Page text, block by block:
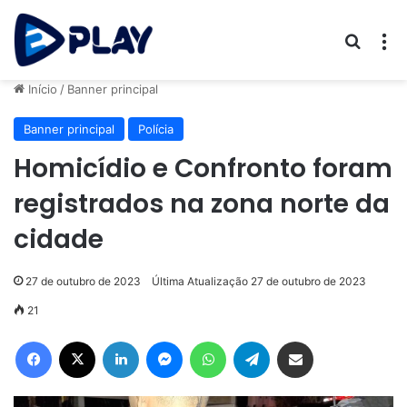
Início / Banner principal
Banner principal Polícia
Homicídio e Confronto foram
registrados na zona norte da
cidade
27 de outubro de 2023 Última Atualização 27 de outubro de 2023
21
Facebook Linkedin MessengerWhatsAppTelegram